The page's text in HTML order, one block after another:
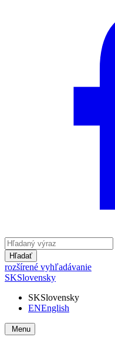
Hľadať
rozšírené vyhľadávanie
SKSlovensky
SKSlovensky
ENEnglish
Menu